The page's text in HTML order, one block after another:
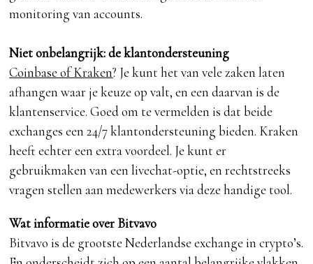
monitoring van accounts.
Niet onbelangrijk: de klantondersteuning
Coinbase of Kraken? Je kunt het van vele zaken laten
afhangen waar je keuze op valt, en een daarvan is de
klantenservice. Goed om te vermelden is dat beide
exchanges een 24/7 klantondersteuning bieden. Kraken
heeft echter een extra voordeel. Je kunt er
gebruikmaken van een livechat-optie, en rechtstreeks
vragen stellen aan medewerkers via deze handige tool.
Wat informatie over Bitvavo
Bitvavo is de grootste Nederlandse exchange in crypto’s.